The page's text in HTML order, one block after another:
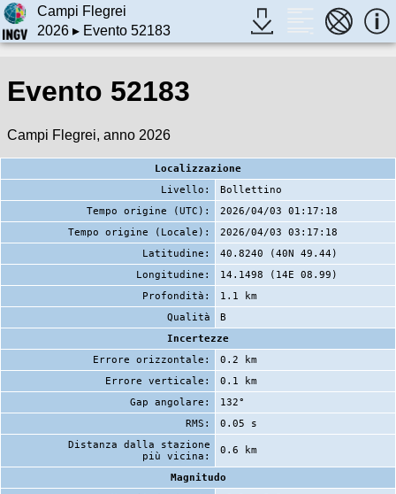
Campi Flegrei
2026▸ Evento 52183
Evento 52183
Campi Flegrei, anno 2026
Localizzazione
Livello:
Bollettino
Tempo origine (UTC):
2026/04/03 01:17:18
Tempo origine (Locale):
2026/04/03 03:17:18
Latitudine:
40.8240 (40N 49.44)
Longitudine:
14.1498 (14E 08.99)
Profondità:
1.1 km
Qualità
B
Incertezze
Errore orizzontale:
0.2 km
Errore verticale:
0.1 km
Gap angolare:
132°
RMS:
0.05 s
Distanza dalla stazione
più vicina:
0.6 km
Magnitudo